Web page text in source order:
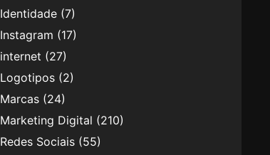
Identidade(7)
Instagram (17)
internet (27)
Logotipos(2)
Marcas(24)
Marketing Digital (210)
Redes Sociais(55)